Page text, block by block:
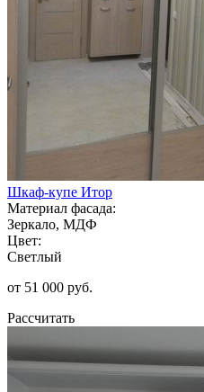
Шкаф-купе Итор
Материал фасада:
Зеркало, МДФ
Цвет:
Светлый
от 51 000 руб.
Рассчитать